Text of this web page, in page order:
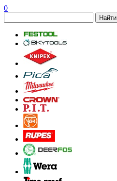
0
Найти